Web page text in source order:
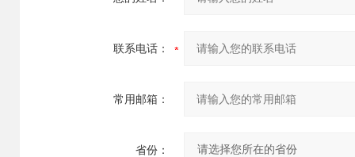
联系电话：
常用邮箱：
省份：